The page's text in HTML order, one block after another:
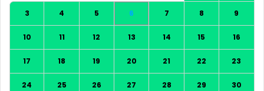
3 4 5 6 7 8 9
10 11 12 13 14 15 16
17 18 19 20 21 22 23
24 25 26 27 28 29 30